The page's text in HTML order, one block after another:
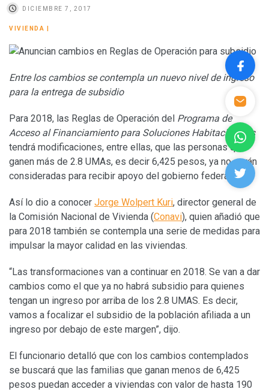
DICIEMBRE 7, 2017
VIVIENDA
Entre los cambios se contempla un nuevo nivel de ingreso
para la entrega de subsidio
Para 2018, las Reglas de Operación del Programa de
Acceso al Financiamiento para Soluciones Habitacionales
tendrá modificaciones, entre ellas, que las personas que
ganen más de 2.8 UMAs, es decir 6,425 pesos, ya no serán
consideradas para recibir apoyo del gobierno federal.
Así lo dio a conocer Jorge Wolpert Kuri, director general de
la Comisión Nacional de Vivienda (Conavi), quien añadió que
para 2018 también se contempla una serie de medidas para
impulsar la mayor calidad en las viviendas.
“Las transformaciones van a continuar en 2018. Se van a dar
cambios como el que ya no habrá subsidio para quienes
tengan un ingreso por arriba de los 2.8 UMAS. Es decir,
vamos a focalizar el subsidio de la población afiliada a un
ingreso por debajo de este margen”, dijo.
El funcionario detalló que con los cambios contemplados
se buscará que las familias que ganan menos de 6,425
pesos puedan acceder a viviendas con valor de hasta 190